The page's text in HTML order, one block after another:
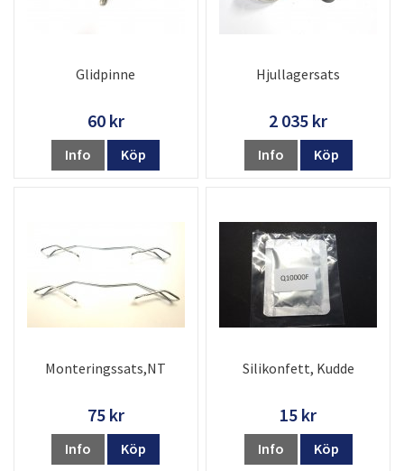
Glidpinne
60 kr
Info Köp
Hjullagersats
2 035 kr
Info Köp
Monteringssats,NT
75 kr
Info Köp
Silikonfett, Kudde
15 kr
Info Köp